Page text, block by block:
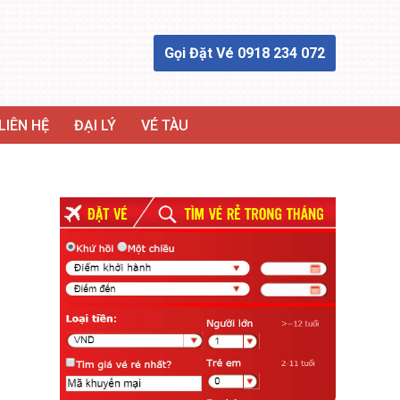
Gọi Đặt Vé 0918 234 072
HỆ ĐẠI LÝ VÉ TÀU